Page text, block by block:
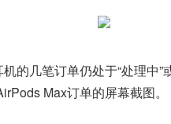
的几笔订单仍处于“处理中
Max订单的屏幕截图。